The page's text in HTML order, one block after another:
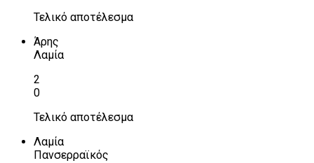
Τελικό αποτέλεσμα
Άρης
Λαμία
2
0
Τελικό αποτέλεσμα
Λαμία
Πανσερραϊκός